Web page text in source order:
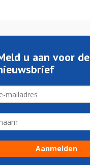
u aan voor de